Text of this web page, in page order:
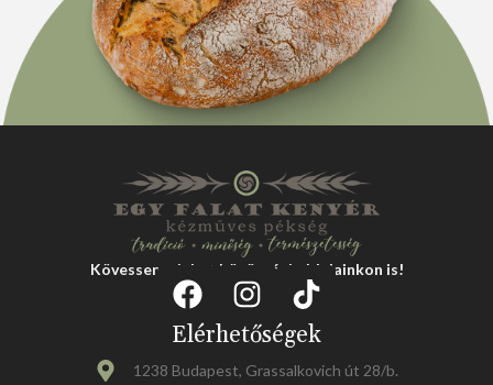
Kövessen minket közösségi oldalainkon is!
Elérhetőségek
1238 Budapest, Grassalkovich út 28/b.